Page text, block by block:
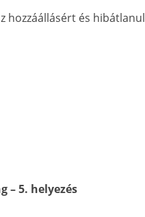
hozzáállásért és hibátlanul
– 5. helyezés